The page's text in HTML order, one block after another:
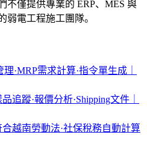
不僅提供專業的 ERP、MES 與
弱電工程施工團隊。
·MRP需求計算·指令單生成｜
追蹤·報價分析·Shipping文件｜
越南勞動法·社保稅務自動計算